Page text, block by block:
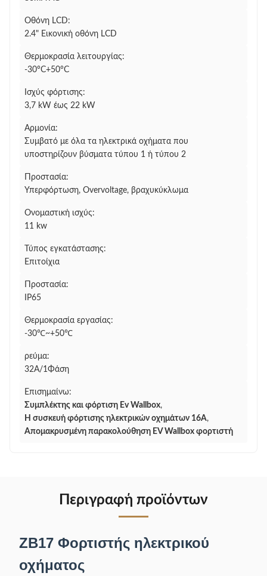
Οθόνη LCD:
2.4" Εικονική οθόνη LCD
Θερμοκρασία λειτουργίας:
-30°C+50°C
Ισχύς φόρτισης:
3,7 kW έως 22 kW
Αρμονία:
Συμβατό με όλα τα ηλεκτρικά οχήματα που
υποστηρίζουν βύσματα τύπου 1 ή τύπου 2
Προστασία:
Υπερφόρτωση, Overvoltage, βραχυκύκλωμα
Ονομαστική ισχύς:
11 kw
Τύπος εγκατάστασης:
Επιτοίχια
Προστασία:
IP65
Θερμοκρασία εργασίας:
-30℃~+50℃
ρεύμα:
32Α/1Φάση
Επισημαίνω:
Συμπλέκτης και φόρτιση Ev Wallbox,
Η συσκευή φόρτισης ηλεκτρικών οχημάτων 16A,
Απομακρυσμένη παρακολούθηση EV Wallbox φορτιστή
Περιγραφή προϊόντων
ZB17 Φορτιστής ηλεκτρικού
οχήματος